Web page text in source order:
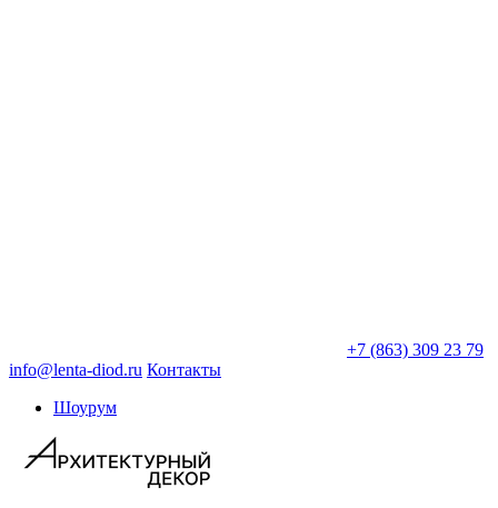
+7 (863) 309 23 79
info@lenta-diod.ru Контакты
Шоурум